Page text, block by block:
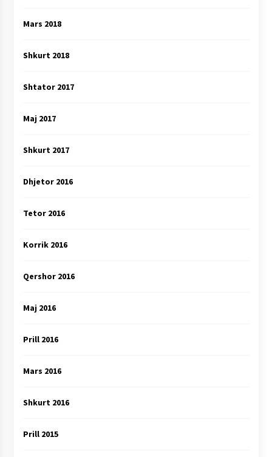
Mars 2018
Shkurt 2018
Shtator 2017
Maj 2017
Shkurt 2017
Dhjetor 2016
Tetor 2016
Korrik 2016
Qershor 2016
Maj 2016
Prill 2016
Mars 2016
Shkurt 2016
Prill 2015